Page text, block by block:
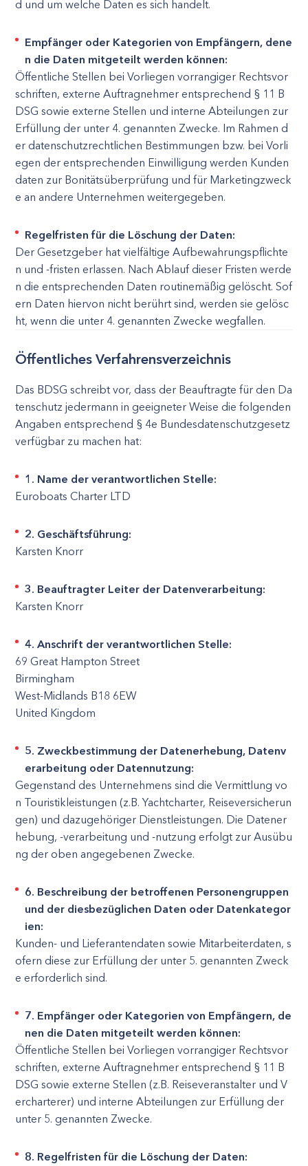
d und um welche Daten es sich handelt.
Empfänger oder Kategorien von Empfängern, dene
n die Daten mitgeteilt werden können:
Öffentliche Stellen bei Vorliegen vorrangiger Rechtsvor
schriften, externe Auftragnehmer entsprechend § 11 B
DSG sowie externe Stellen und interne Abteilungen zur
Erfüllung der unter 4. genannten Zwecke. Im Rahmen d
er datenschutzrechtlichen Bestimmungen bzw. bei Vorli
egen der entsprechenden Einwilligung werden Kunden
daten zur Bonitätsüberprüfung und für Marketingzweck
e an andere Unternehmen weitergegeben.
Regelfristen für die Löschung der Daten:
Der Gesetzgeber hat vielfältige Aufbewahrungspflichte
n und -fristen erlassen. Nach Ablauf dieser Fristen werde
n die entsprechenden Daten routinemäßig gelöscht. Sof
ern Daten hiervon nicht berührt sind, werden sie gelösc
ht, wenn die unter 4. genannten Zwecke wegfallen.
Öffentliches Verfahrensverzeichnis
Das BDSG schreibt vor, dass der Beauftragte für den Da
tenschutz jedermann in geeigneter Weise die folgenden
Angaben entsprechend § 4e Bundesdatenschutzgesetz
verfügbar zu machen hat:
1. Name der verantwortlichen Stelle:
Euroboats Charter LTD
2. Geschäftsführung:
Karsten Knorr
3. Beauftragter Leiter der Datenverarbeitung:
Karsten Knorr
4. Anschrift der verantwortlichen Stelle:
69 Great Hampton Street
Birmingham
West-Midlands B18 6EW
United Kingdom
5. Zweckbestimmung der Datenerhebung, Datenv
erarbeitung oder Datennutzung:
Gegenstand des Unternehmens sind die Vermittlung vo
n Touristikleistungen (z.B. Yachtcharter, Reiseversicherun
gen) und dazugehöriger Dienstleistungen. Die Datener
hebung, -verarbeitung und -nutzung erfolgt zur Ausübu
ng der oben angegebenen Zwecke.
6. Beschreibung der betroffenen Personengruppen
und der diesbezüglichen Daten oder Datenkategor
ien:
Kunden- und Lieferantendaten sowie Mitarbeiterdaten, s
ofern diese zur Erfüllung der unter 5. genannten Zweck
e erforderlich sind.
7. Empfänger oder Kategorien von Empfängern, de
nen die Daten mitgeteilt werden können:
Öffentliche Stellen bei Vorliegen vorrangiger Rechtsvor
schriften, externe Auftragnehmer entsprechend § 11 B
DSG sowie externe Stellen (z.B. Reiseveranstalter und V
ercharterer) und interne Abteilungen zur Erfüllung der
unter 5. genannten Zwecke.
8. Regelfristen für die Löschung der Daten: